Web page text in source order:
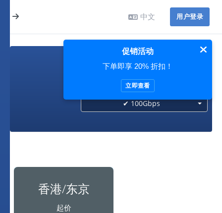
中文 用户登录
100Gbps
✔ 100Gbps
香港/东京
起价
促销活动
下单即享 20% 折扣！
立即查看